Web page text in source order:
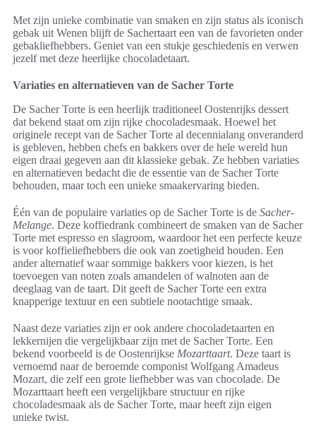
Met zijn unieke combinatie van smaken en zijn status als iconisch
gebak uit Wenen blijft de Sachertaart een van de favorieten onder
gebakliefhebbers. Geniet van een stukje geschiedenis en verwen
jezelf met deze heerlijke chocoladetaart.
Variaties en alternatieven van de Sacher Torte
De Sacher Torte is een heerlijk traditioneel Oostenrijks dessert
dat bekend staat om zijn rijke chocoladesmaak. Hoewel het
originele recept van de Sacher Torte al decennialang onveranderd
is gebleven, hebben chefs en bakkers over de hele wereld hun
eigen draai gegeven aan dit klassieke gebak. Ze hebben variaties
en alternatieven bedacht die de essentie van de Sacher Torte
behouden, maar toch een unieke smaakervaring bieden.
Één van de populaire variaties op de Sacher Torte is de Sacher-
Melange. Deze koffiedrank combineert de smaken van de Sacher
Torte met espresso en slagroom, waardoor het een perfecte keuze
is voor koffieliefhebbers die ook van zoetigheid houden. Een
ander alternatief waar sommige bakkers voor kiezen, is het
toevoegen van noten zoals amandelen of walnoten aan de
deeglaag van de taart. Dit geeft de Sacher Torte een extra
knapperige textuur en een subtiele nootachtige smaak.
Naast deze variaties zijn er ook andere chocoladetaarten en
lekkernijen die vergelijkbaar zijn met de Sacher Torte. Een
bekend voorbeeld is de Oostenrijkse Mozarttaart. Deze taart is
vernoemd naar de beroemde componist Wolfgang Amadeus
Mozart, die zelf een grote liefhebber was van chocolade. De
Mozarttaart heeft een vergelijkbare structuur en rijke
chocoladesmaak als de Sacher Torte, maar heeft zijn eigen
unieke twist.